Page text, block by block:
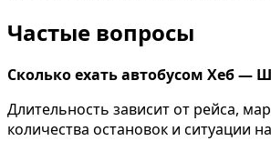
Частые вопросы
Сколько ехать автобусом Хеб —
Длительность зависит от рейса,
количества остановок и ситуации